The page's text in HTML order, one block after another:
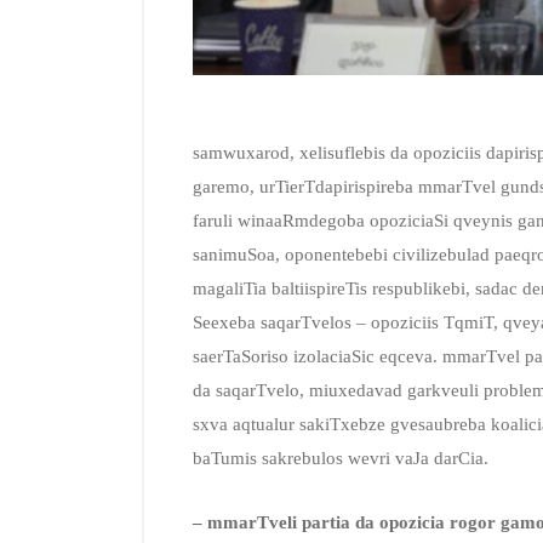
samwuxarod, xelisuflebis da opoziciis
garemo, urTierTdapirispireba mmarTvel
faruli winaaRmdegoba opoziciaSi qveynis
sanimuSoa, oponentebebi civilizebulad
magaliTia baltiispireTis respublikebi, sadac
Seexeba saqarTvelos – opoziciis TqmiT,
saerTaSoriso izolaciaSic eqceva. mmarTvel
da saqarTvelo, miuxedavad garkveuli
sxva aqtualur sakiTxebze gvesaubreba
baTumis sakrebulos wevri vaJa darCia.
– mmarTveli partia da opozicia rogor